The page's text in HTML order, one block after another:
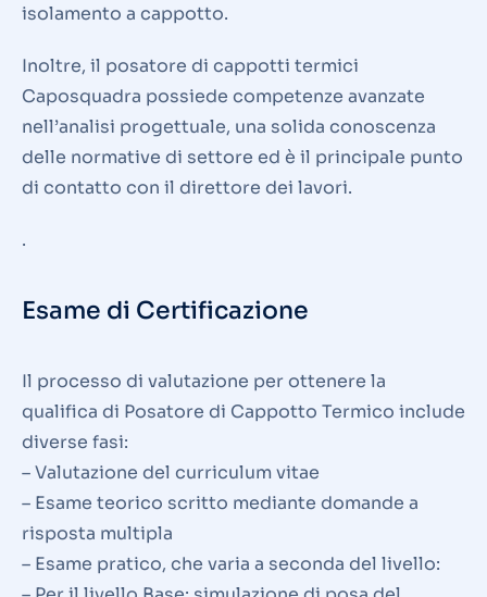
isolamento a cappotto.
Inoltre, il posatore di cappotti termici
Caposquadra possiede competenze avanzate
nell’analisi progettuale, una solida conoscenza
delle normative di settore ed è il principale punto
di contatto con il direttore dei lavori.
.
Esame di Certificazione
Il processo di valutazione per ottenere la
qualifica di Posatore di Cappotto Termico include
diverse fasi:
– Valutazione del curriculum vitae
– Esame teorico scritto mediante domande a
risposta multipla
– Esame pratico, che varia a seconda del livello: